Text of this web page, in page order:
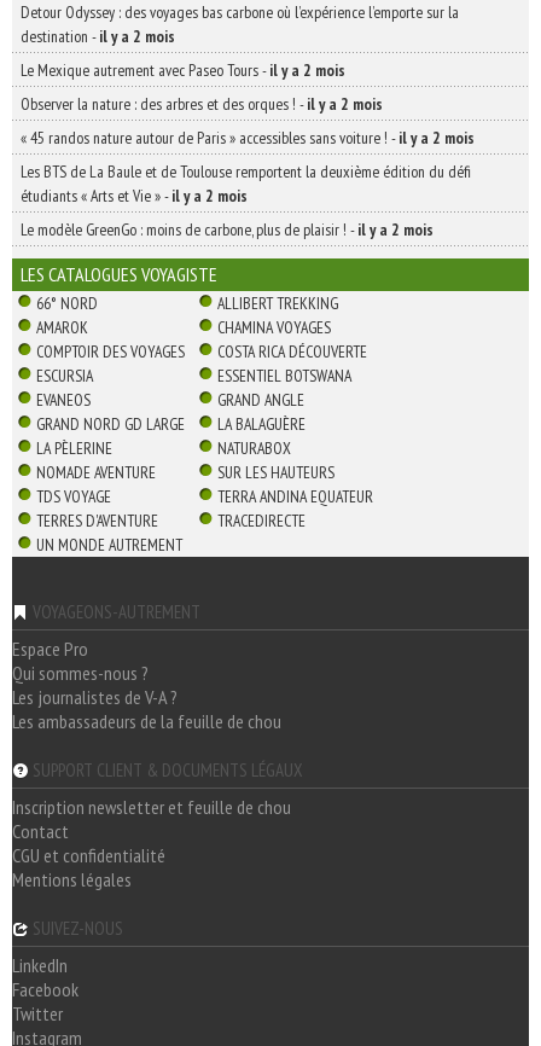
Detour Odyssey : des voyages bas carbone où l’expérience l’emporte sur la
destination -il y a 2 mois
Le Mexique autrement avec Paseo Tours-il y a 2 mois
Observer la nature : des arbres et des orques ! -il y a 2 mois
« 45 randos nature autour de Paris » accessibles sans voiture ! -il y a 2 mois
Les BTS de La Baule et de Toulouse remportent la deuxième édition du défi
étudiants « Arts et Vie »-il y a 2 mois
Le modèle GreenGo : moins de carbone, plus de plaisir ! -il y a 2 mois
LES CATALOGUES VOYAGISTE
66° NORD
ALLIBERT TREKKING
AMAROK
CHAMINA VOYAGES
COMPTOIR DES VOYAGES
COSTA RICA DÉCOUVERTE
ESCURSIA
ESSENTIEL BOTSWANA
EVANEOS
GRAND ANGLE
GRAND NORD GD LARGE
LA BALAGUÈRE
LA PÈLERINE
NATURABOX
NOMADE AVENTURE
SUR LES HAUTEURS
TDS VOYAGE
TERRA ANDINA EQUATEUR
TERRES D'AVENTURE
TRACEDIRECTE
UN MONDE AUTREMENT
VOYAGEONS-AUTREMENT
Espace Pro
Qui sommes-nous ?
Les journalistes de V-A ?
Les ambassadeurs de la feuille de chou
SUPPORT CLIENT & DOCUMENTS LÉGAUX
Inscription newsletter et feuille de chou
Contact
CGU et confidentialité
Mentions légales
SUIVEZ-NOUS
LinkedIn
Facebook
Twitter
Instagram